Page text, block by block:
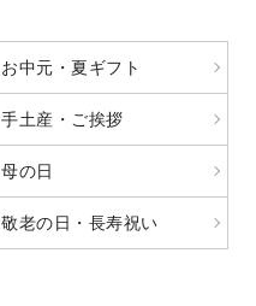
お中元・夏ギフト
手土産・ご挨拶
母の日
敬老の日・長寿祝い